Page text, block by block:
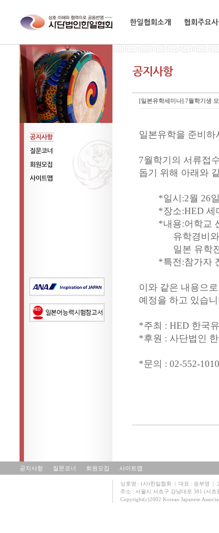
공지사항
질문코너
회원모집
[일본유학세미나] 7월학기생
일본유학을 준비
7월학기의 서류접
돕기 위해 아래와
*일시:2월 26일
*장소:HED 세미
*내용:어학교 선
유학경비와 아
일본 유학전
*특전:참가자 전
이와 같은 내용으
예정을 하고 있습
*주최 : HED 한국
*후원 : 사단법인
*문의 : 02-552-
공지사항 질문코너 회원모집 사이트맵
상호명 : (사)한일협회 | 대표 : 송부영 |
주소 : 서울시 서초구 강남대로 381 (서
Copyright(c)2002 Korean Japanese